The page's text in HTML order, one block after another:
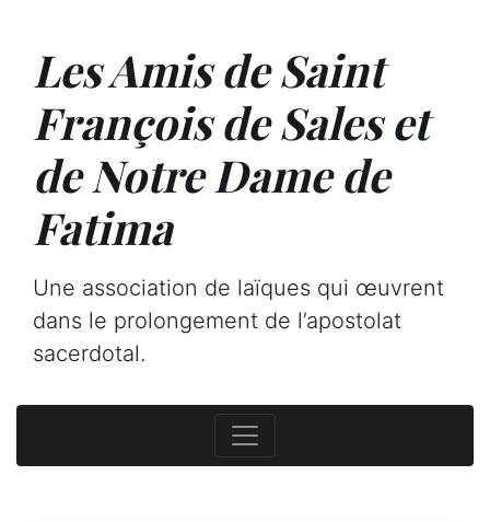
Les Amis de Saint
François de Sales et
de Notre Dame de
Fatima
Une association de laïques qui œuvrent
dans le prolongement de l’apostolat
sacerdotal.